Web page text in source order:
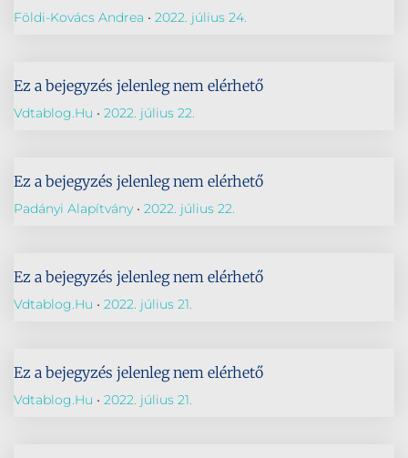
Földi-Kovács Andrea 2022. július 24.
Ez a bejegyzés jelenleg nem elérhető
Vdtablog.hu 2022. július 22.
Ez a bejegyzés jelenleg nem elérhető
Padányi Alapítvány 2022. július 22.
Ez a bejegyzés jelenleg nem elérhető
Vdtablog.hu 2022. július 21.
Ez a bejegyzés jelenleg nem elérhető
Vdtablog.hu 2022. július 21.